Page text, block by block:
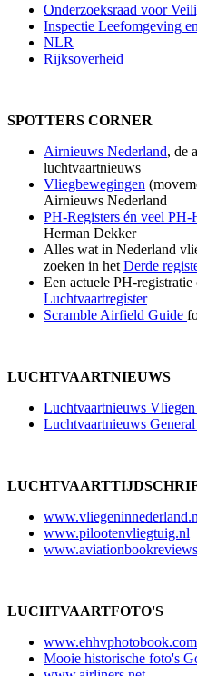
Onderzoeksraad voor
Inspectie Leefomgeving
NLR
Rijksoverheid
SPOTTERS CORNER
Airnieuws Nederland, de
luchtvaartnieuws
Vliegbewegingen
Airnieuws Nederland
PH-Registers én veel PH-
Herman Dekker
Alles wat in Nederland
zoeken in het Derde
Een actuele PH-
Luchtvaartregister
Scramble Airfield Guide
LUCHTVAARTNIEUWS
Luchtvaartnieuws
Luchtvaartnieuws
www.pilootenvliegtuig.nl
LUCHTVAARTFOTO'S
www.ehhvphotobook.com
Mooie historische foto's